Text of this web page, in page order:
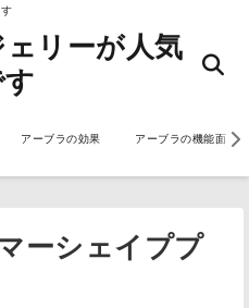
リーが人気
アーブラの効果 アーブラの機能面
ーシェイププ